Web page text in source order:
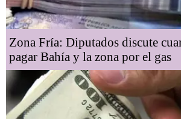
Zona Fría: Diputados discute
pagar Bahía y la zona por el gas